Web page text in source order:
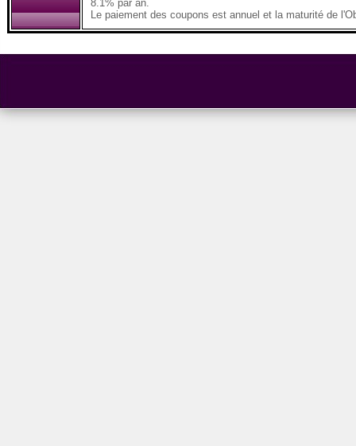
8.1% par an.
Le paiement des coupons est annuel et la maturité de